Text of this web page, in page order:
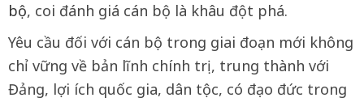
bộ, coi đánh giá cán bộ là khâu đột phá.
Yêu cầu đối với cán bộ trong giai đoạn mới không
chỉ vững về bản lĩnh chính trị, trung thành với
Đảng, lợi ích quốc gia, dân tộc, có đạo đức trong